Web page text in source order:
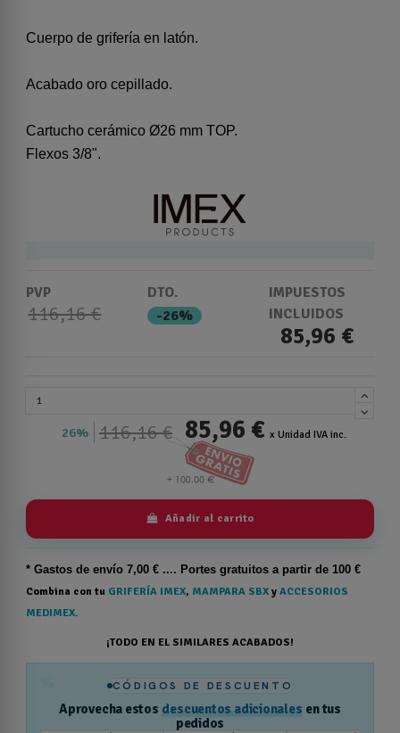
Cuerpo de grifería en latón.
Acabado oro cepillado.
Cartucho cerámico Ø26 mm TOP.
Flexos 3/8".
PVP
116,16 €
DTO.
-26%
IMPUESTOS
INCLUIDOS
85,96 €
26% 116,16 € 85,96 € x Unidad IVA inc.
Añadir al carrito
* Gastos de envío 7,00 € .... Portes gratuitos a partir de 100 €
Combina con tu GRIFERÍA IMEX, MAMPARA SBX y ACCESORIOS
MEDIMEX.
¡TODO EN EL SIMILARES ACABADOS!
CÓDIGOS DE DESCUENTO
Aprovecha estos descuentos adicionales en tus
pedidos